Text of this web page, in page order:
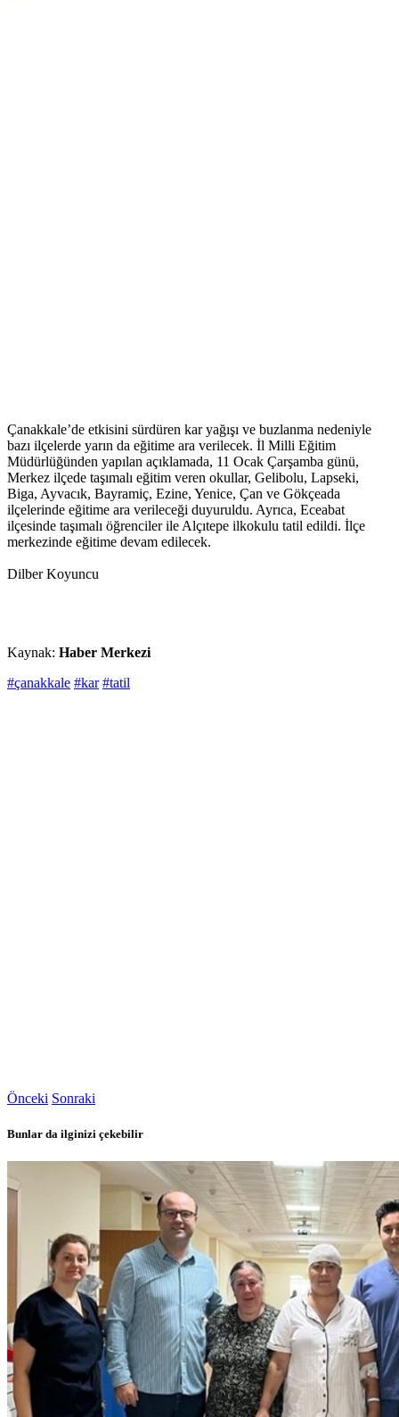
Çanakkale’de etkisini sürdüren kar yağışı ve buzlanma nedeniyle
bazı ilçelerde yarın da eğitime ara verilecek. İl Milli Eğitim
Müdürlüğünden yapılan açıklamada, 11 Ocak Çarşamba günü,
Merkez ilçede taşımalı eğitim veren okullar, Gelibolu, Lapseki,
Biga, Ayvacık, Bayramiç, Ezine, Yenice, Çan ve Gökçeada
ilçelerinde eğitime ara verileceği duyuruldu. Ayrıca, Eceabat
ilçesinde taşımalı öğrenciler ile Alçıtepe ilkokulu tatil edildi. İlçe
merkezinde eğitime devam edilecek.
Dilber Koyuncu
Kaynak: Haber Merkezi
#çanakkale #kar #tatil
Önceki Sonraki
Bunlar da ilginizi çekebilir